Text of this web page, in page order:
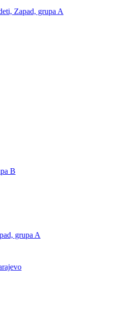
Zapad, grupa A
B
grupa A